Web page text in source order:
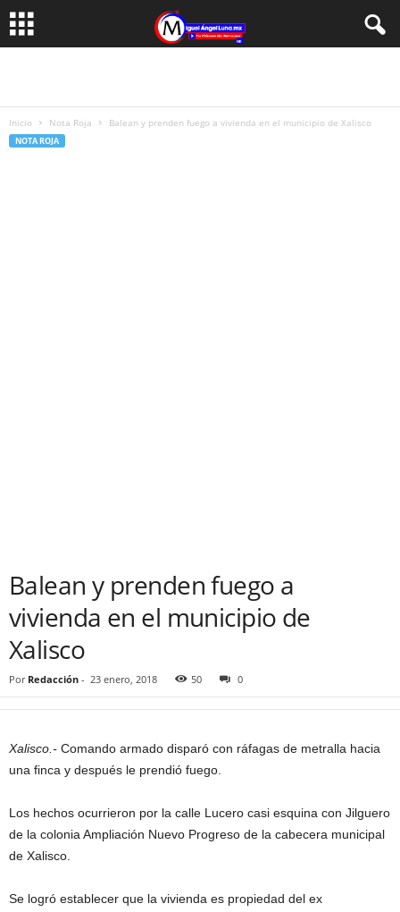
Inicio Nota Roja Balean y prenden fuego a vivienda en el municipio de Xalisco
NOTA ROJA
Balean y prenden fuego a
vivienda en el municipio de
Xalisco
Por Redacción - 23 enero, 2018 50 0
Xalisco.- Comando armado disparó con ráfagas de metralla hacia
una finca y después le prendió fuego.
Los hechos ocurrieron por la calle Lucero casi esquina con Jilguero
de la colonia Ampliación Nuevo Progreso de la cabecera municipal
de Xalisco.
Se logró establecer que la vivienda es propiedad del ex